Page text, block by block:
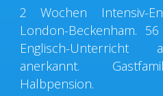
2 Wochen Intensiv-
London-Beckenham.
Englisch-Unterricht
anerkannt.
Halbpension.